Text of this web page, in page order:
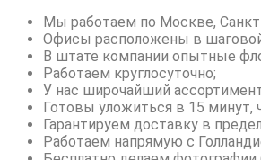
Мы работаем по Москве,
Офисы расположены в
В штате компании опытные
Работаем круглосуточно;
У нас широчайший
Готовы уложиться в 15
Гарантируем доставку в
Работаем напрямую с